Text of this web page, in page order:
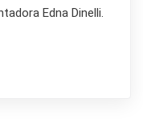
Edna Dinelli.